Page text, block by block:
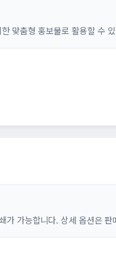
맞춤형 홍보물로 활용할 수
가 가능합니다. 상세 옵션은 판